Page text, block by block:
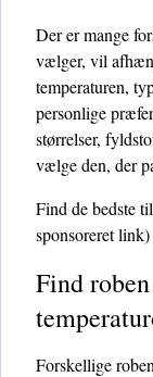
Der er mange
vælger, vil
temperaturen,
personlige
størrelser,
vælge den, der
Find de bedste
sponsoreret link)
Find
Forskellige